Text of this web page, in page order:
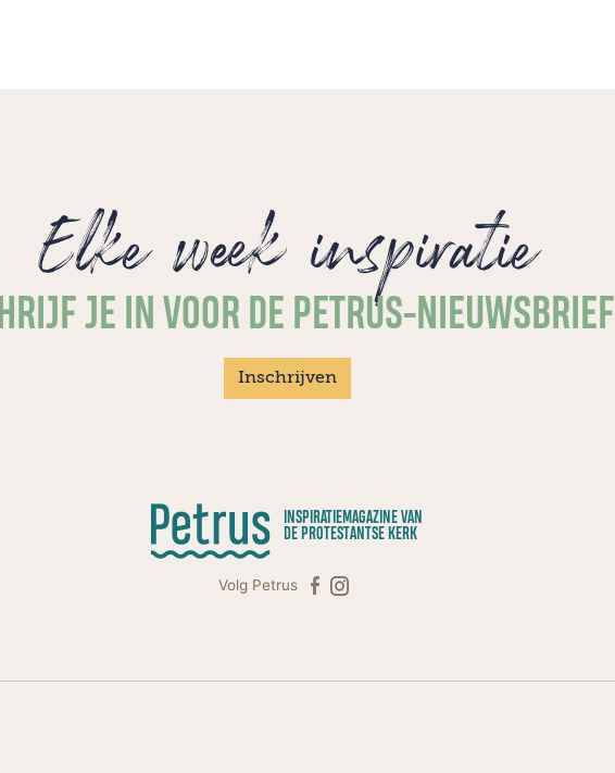
Elke week inspiratie
JE IN VOOR DE PETRUS-NIEUWSBRIEF
Inschrijven
INSPIRATIEMAGAZINE VAN
DE PROTESTANTSE KERK
Volg Petrus